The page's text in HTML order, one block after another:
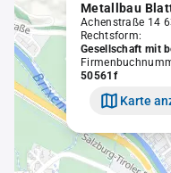
Metallbau
Achenstraße 14
Rechtsform:
Gesellschaft mit
50561f
Karte